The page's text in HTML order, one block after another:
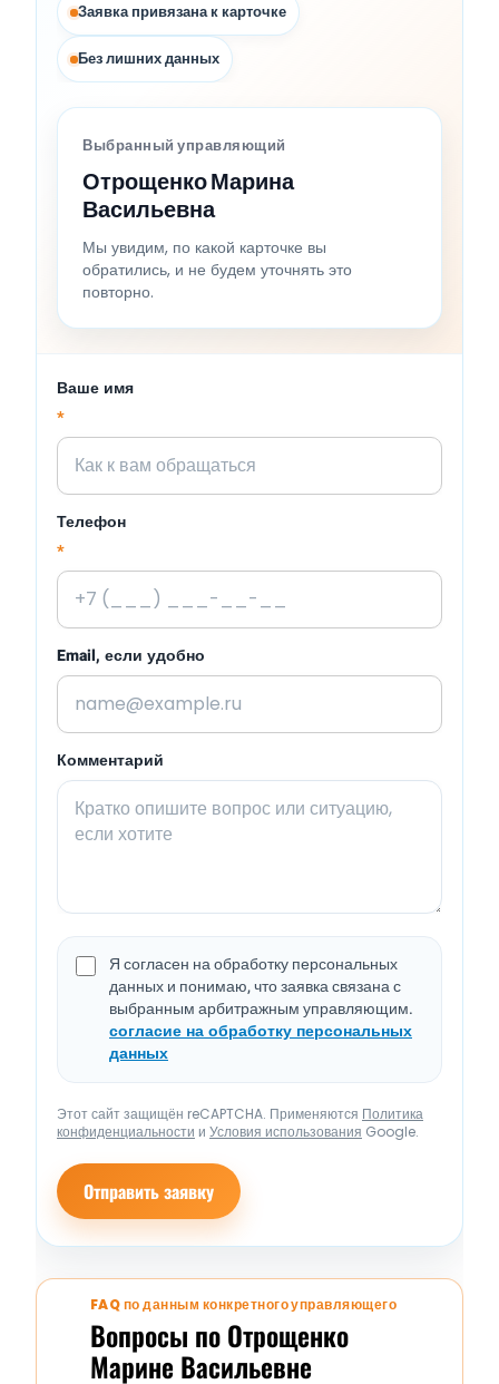
Заявка привязана к карточке
Без лишних данных
Выбранный управляющий
Отрощенко Марина
Васильевна
Мы увидим, по какой карточке вы
обратились, и не будем уточнять это
повторно.
Ваше имя
*
Телефон
*
Email, если удобно
Комментарий
Я согласен на обработку персональных
данных и понимаю, что заявка связана с
выбранным арбитражным управляющим.
согласие на обработку персональных
данных
Этот сайт защищён reCAPTCHA. Применяются Политика
конфиденциальности и Условия использования Google.
Отправить заявку
FAQ по данным конкретного управляющего
Вопросы по Отрощенко
Марине Васильевне